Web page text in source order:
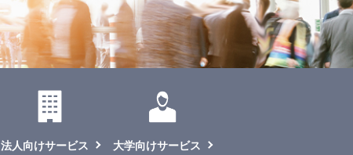
法人向けサービス 大学向けサービス